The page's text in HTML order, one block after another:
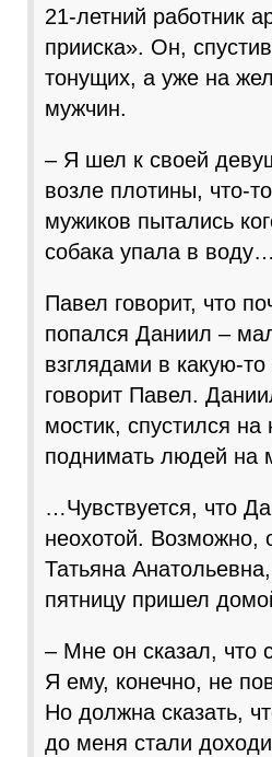
21-летний работник
прииска». Он,
тонущих, а уже на
мужчин.
– Я шел к своей
возле плотины, что-
мужиков пытались
собака упала в воду…
Павел говорит, что
попался Даниил –
взглядами в какую-
говорит Павел.
мостик, спустился
поднимать людей на
…Чувствуется, что
неохотой. Возможно,
Татьяна
пятницу пришел
– Мне он сказал, что
Я ему, конечно, не
Но должна сказать,
до меня стали